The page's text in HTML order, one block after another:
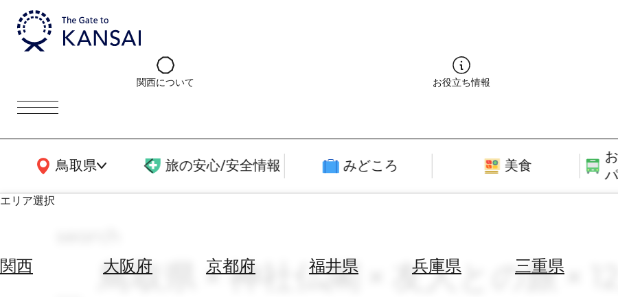
関西について お役立ち情報
鳥取県
関西広域MAP 旅の安心/安全情報 みどころ 美食
エリア選択
関西 大阪府 京都府 福井県 兵庫県 三重県
鳥取県 × 神社仏閣 × 友人との旅 ×